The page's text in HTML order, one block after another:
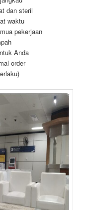
dan steril
waktu
pekerjaan
Anda
order